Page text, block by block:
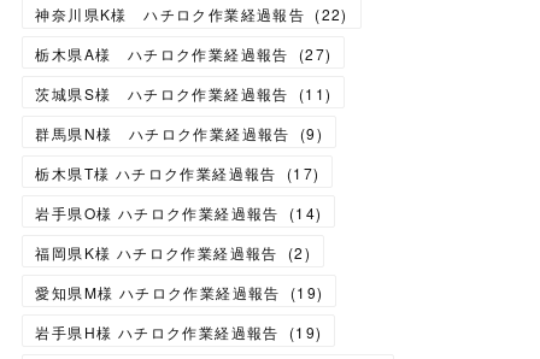
神奈川県K様 ハチロク作業経過報告 (22)
栃木県A様 ハチロク作業経過報告
(27)
茨城県S様 ハチロク作業経過報告
(11)
群馬県N様 ハチロク作業経過報告
(9)
栃木県T様 ハチロク作業経過報告
(17)
岩手県O様 ハチロク作業経過報告
(14)
福岡県K様 ハチロク作業経過報告
(2)
愛知県M様 ハチロク作業経過報告
(19)
岩手県H様 ハチロク作業経過報告
(19)